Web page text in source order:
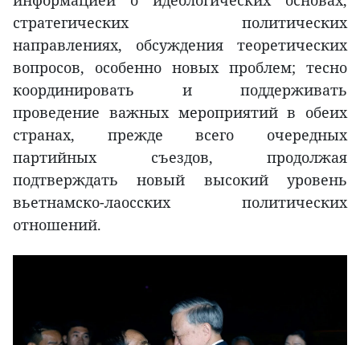
стратегических политических
направлениях, обсуждения теоретических
вопросов, особенно новых проблем; тесно
координировать и поддерживать
проведение важных мероприятий в обеих
странах, прежде всего очередных
партийных съездов, продолжая
подтверждать новый высокий уровень
вьетнамско-лаосских политических
отношений.